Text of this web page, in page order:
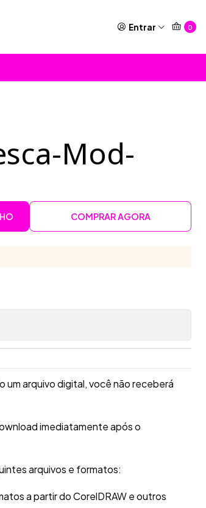
Entrar 0
Mod-
COMPRAR AGORA
arquivo digital, você não receberá
imediatamente após o
arquivos e formatos:
a partir do CorelDRAW e outros